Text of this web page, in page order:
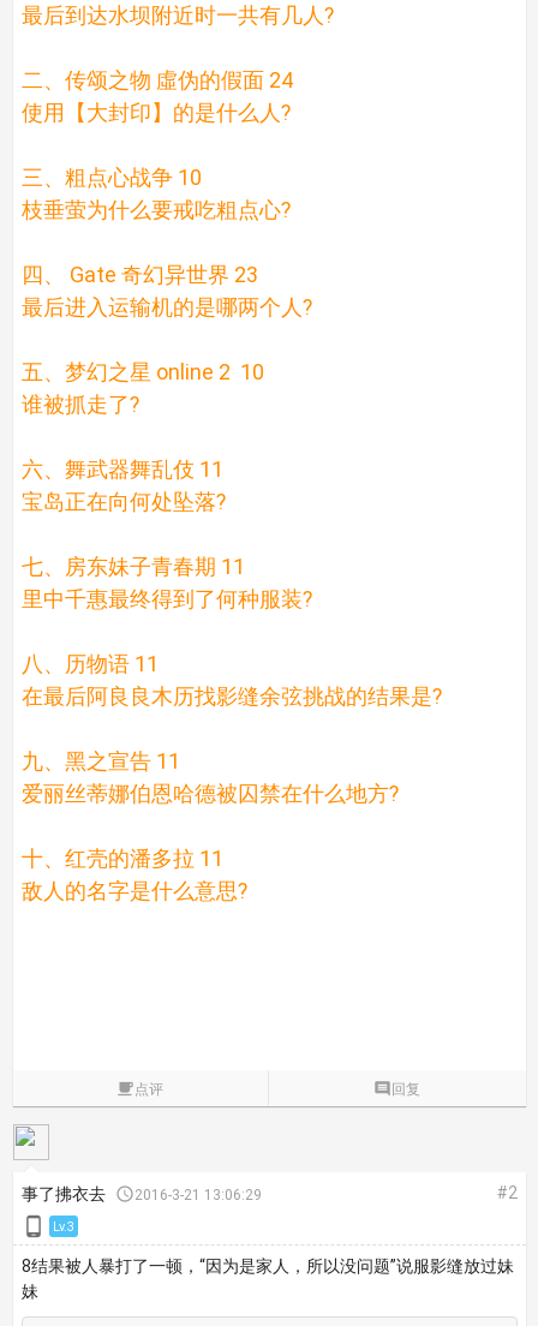
最后到达水坝附近时一共有几人?
二、传颂之物 虛伪的假面 24
使用【大封印】的是什么人?
三、粗点心战争 10
枝垂萤为什么要戒吃粗点心?
四、 Gate 奇幻异世界 23
最后进入运输机的是哪两个人?
五、梦幻之星 online 2 10
谁被抓走了?
六、舞武器舞乱伎 11
宝岛正在向何处坠落?
七、房东妹子青春期 11
里中千惠最终得到了何种服装?
八、历物语 11
在最后阿良良木历找影缝余弦挑战的结果是?
九、黑之宣告 11
爱丽丝蒂娜伯恩哈德被囚禁在什么地方?
十、红壳的潘多拉 11
敌人的名字是什么意思?
点评  回复
事了拂衣去 2016-3-21 13:06:29 #2
 Lv.3
8结果被人暴打了一顿，“因为是家人，所以没问题”说服影缝放过妹
妹